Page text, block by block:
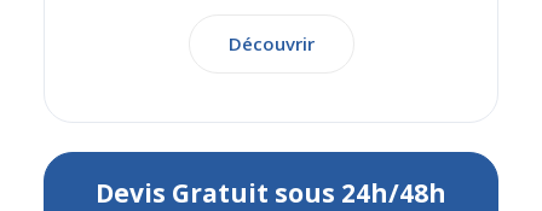
Découvrir
Devis Gratuit sous 24h/48h